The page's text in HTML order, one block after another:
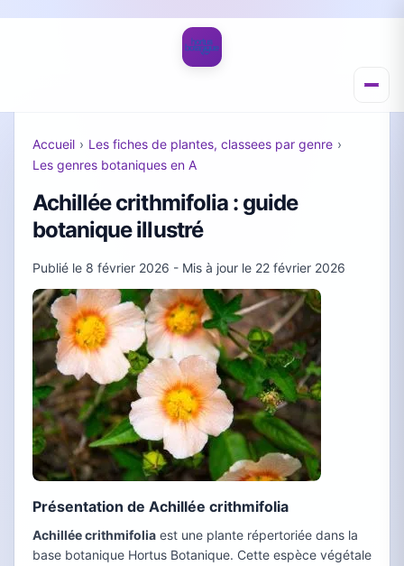
Accueil › Les fiches de plantes, classees par genre ›
Les genres botaniques en A
Achillée crithmifolia : guide
botanique illustré
Publié le 8 février 2026 - Mis à jour le 22 février 2026
Présentation de Achillée crithmifolia
Achillée crithmifolia est une plante répertoriée dans la
base botanique Hortus Botanique. Cette espèce végétale